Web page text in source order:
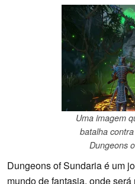
Uma imagem
batalha
Dungeons
Dungeons of Sundaria é um
mundo de fantasia, onde